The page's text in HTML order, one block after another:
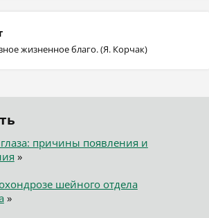
жизненное благо. (Я. Корчак)
причины появления и
»
шейного отдела
»